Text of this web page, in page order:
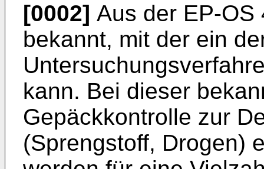
[0002] Aus der EP-OS
bekannt, mit der ein
kann. Bei dieser
Gepäckkontrolle zur
(Sprengstoff, Drogen)